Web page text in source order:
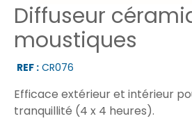
Diffuseur
moustiques
REF : CR076
Efficace extérieur et intérieur
tranquillité (4 x 4 heures).